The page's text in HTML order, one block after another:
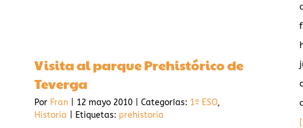
Visita al parque Prehistórico de
Teverga
Por Fran 12 mayo 2010 Categorías: 1º ESO,
Historia
Etiquetas: prehistoria